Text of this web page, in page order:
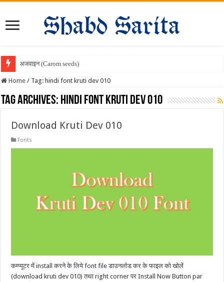
अजवाइन (Carom seeds) सेवन
Home / Tag: hindi font kruti dev 010
Tag Archives: hindi font kruti dev 010
Download Kruti Dev 010
Fonts
कम्प्यूटर में install करने के लिये font file डाउनलोड कर के फाइल को खोलें
(download kruti dev 010) तथा right corner पर Install Now Button par